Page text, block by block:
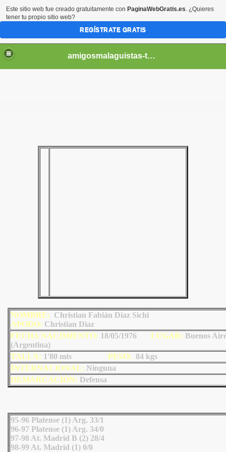
amigosmalaguistas-temporadas
NOMBRE: Christian Fabián Diaz Sichi
APODO: Christian Diaz
FECHA NACIMIENTO: 18/05/1976 LUGAR: Buenos
(Argentina)
TALLA: 1'80 mts PESO: 84 kgs
INTERNACIONAL: Ninguna
DEMARCACIÓN: Defensa
95-96 Platense (1) Arg. 33/1
96-97 Platense (1) Arg. 34/0
97-98 At. Madrid B (2) 28/4
98-99 At. Madrid (1) 0/0
Este sitio web fue creado gratuitamente con PaginaWebGratis.es. ¿Quieres
tener tu propio sitio web?
REGÍSTRATE GRATIS